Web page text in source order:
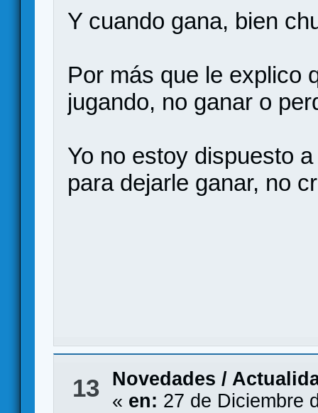
Y cuando gana, bien
Por más que le explico
jugando, no ganar o
Yo no estoy dispuesto
para dejarle ganar, no
13
Novedades /
« en: 27 de Diciembre